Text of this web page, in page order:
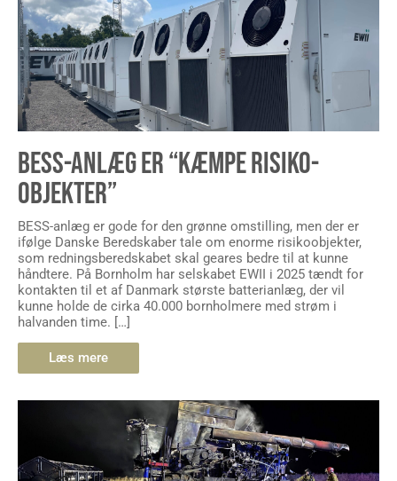
BESS-ANLÆG ER “KÆMPE RISIKO-
OBJEKTER”
BESS-anlæg er gode for den grønne omstilling, men der er
ifølge Danske Beredskaber tale om enorme risikoobjekter,
som redningsberedskabet skal geares bedre til at kunne
håndtere. På Bornholm har selskabet EWII i 2025 tændt for
kontakten til et af Danmark største batterianlæg, der vil
kunne holde de cirka 40.000 bornholmere med strøm i
halvanden time. […]
Læs mere